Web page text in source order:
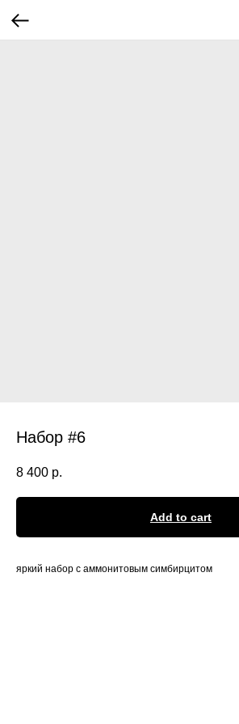
Набор #6
8 400 р.
Add to cart
яркий набор с аммонитовым симбирцитом